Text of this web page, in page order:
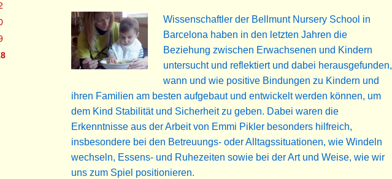
Wissenschaftler der Bellmunt Nursery School in
Barcelona haben in den letzten Jahren die
Beziehung zwischen Erwachsenen und Kindern
untersucht und reflektiert und dabei herausgefunden,
wann und wie positive Bindungen zu Kindern und
ihren Familien am besten aufgebaut und entwickelt werden können, um
dem Kind Stabilität und Sicherheit zu geben. Dabei waren die
Erkenntnisse aus der Arbeit von Emmi Pikler besonders hilfreich,
insbesondere bei den Betreuungs- oder Alltagssituationen, wie Windeln
wechseln, Essens- und Ruhezeiten sowie bei der Art und Weise, wie wir
uns zum Spiel positionieren.